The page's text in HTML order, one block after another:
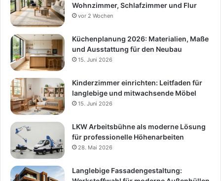
Wohnzimmer, Schlafzimmer und Flur
vor 2 Wochen
Küchenplanung 2026: Materialien, Maße
und Ausstattung für den Neubau
15. Juni 2026
Kinderzimmer einrichten: Leitfaden für
langlebige und mitwachsende Möbel
15. Juni 2026
LKW Arbeitsbühne als moderne Lösung
für professionelle Höhenarbeiten
28. Mai 2026
Langlebige Fassadengestaltung: